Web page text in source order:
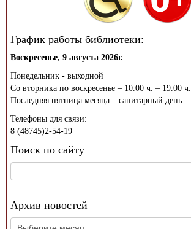
График работы библиотеки:
Воскресенье, 9 августа 2026г.
Понедельник - выходной
Со вторника по воскресенье – 10.00 ч. – 19.00 ч.
Последняя пятница месяца – санитарный день
Телефоны для связи:
8 (48745)2-54-19
Поиск по сайту
Архив новостей
Архив